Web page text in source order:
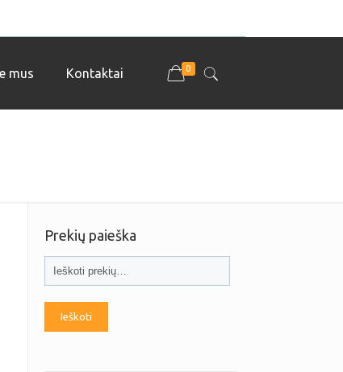
mus Kontaktai 0
Prekių paieška
Ieškoti